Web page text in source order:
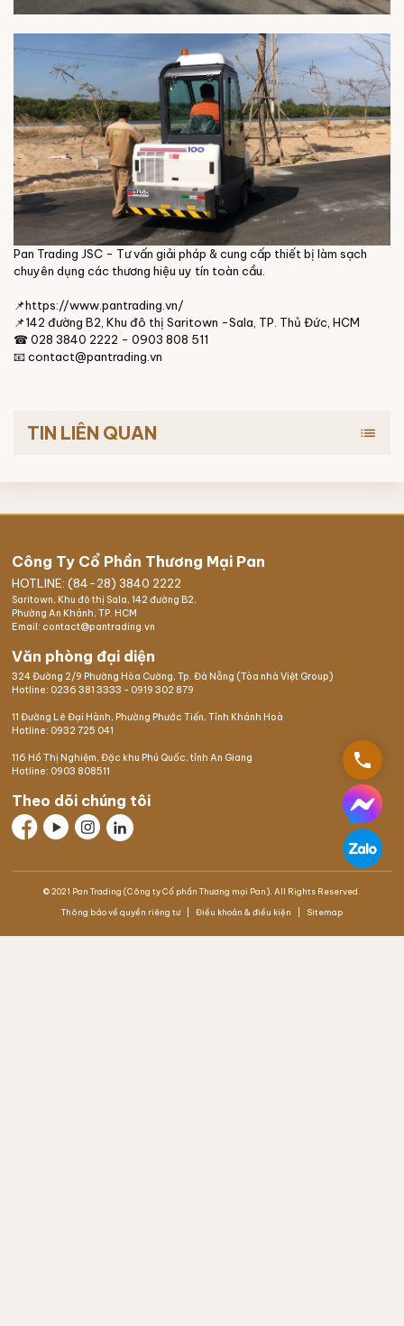
Pan Trading JSC - Tư vấn giải pháp & cung cấp thiết bị làm sạch
chuyên dụng các thương hiệu uy tín toàn cầu.
📌https://www.pantrading.vn/
📌142 đường B2, Khu đô thị Saritown -Sala, TP. Thủ Đức, HCM
☎ 028 3840 2222 - 0903 808 511
📧 contact@pantrading.vn
TIN LIÊN QUAN list
Công Ty Cổ Phần Thương Mại Pan
HOTLINE: (84-28) 3840 2222
Saritown, Khu đô thị Sala, 142 đường B2,
Phường An Khánh, TP. HCM
Email: contact@pantrading.vn
Văn phòng đại diện
324 Đường 2/9 Phường Hòa Cường, Tp. Đà Nẵng (Tòa nhà Việt Group)
Hotline: 0236 381 3333 - 0919 302 879
11 Đường Lê Đại Hành, Phường Phước Tiến, Tỉnh Khánh Hoà
Hotline: 0932 725 041
116 Hồ Thị Nghiệm, Đặc khu Phú Quốc, tỉnh An Giang
Hotline: 0903 808511
Theo dõi chúng tôi
© 2021 Pan Trading (Công ty Cổ phần Thương mại Pan). All Rights Reserved.
Thông báo về quyền riêng tư Điều khoản & điều kiện Sitemap
phone